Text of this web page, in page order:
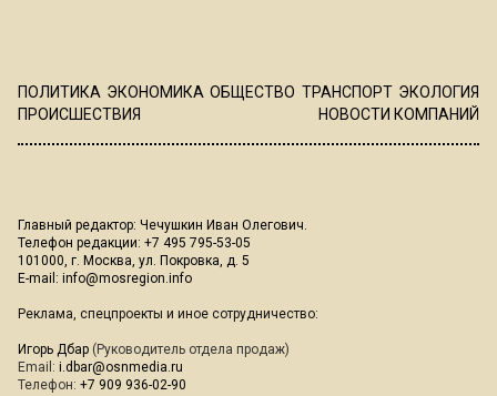
ПОЛИТИКА ЭКОНОМИКА ОБЩЕСТВО ТРАНСПОРТ ЭКОЛОГИЯ
ПРОИСШЕСТВИЯ
НОВОСТИ КОМПАНИЙ
Главный редактор: Чечушкин Иван Олегович.
Телефон редакции: +7 495 795-53-05
101000, г. Москва, ул. Покровка, д. 5
E-mail: info@mosregion.info
Реклама, спецпроекты и иное сотрудничество:
Игорь Дбар (Руководитель отдела продаж)
Email: i.dbar@osnmedia.ru
Телефон: +7 909 936-02-90